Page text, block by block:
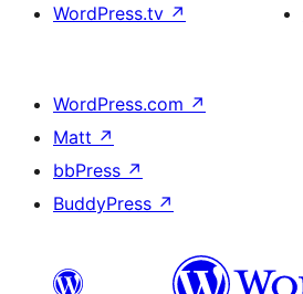
WordPress.tv ↗
WordPress.com ↗
Matt ↗
bbPress ↗
BuddyPress ↗